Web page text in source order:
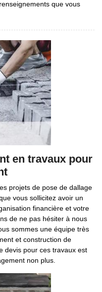
que vous
en travaux pour
projets de pose de dallage
vous sollicitez avoir un
financière et votre
de ne pas hésiter à nous
sommes une équipe très
et construction de
devis pour ces travaux est
non plus.